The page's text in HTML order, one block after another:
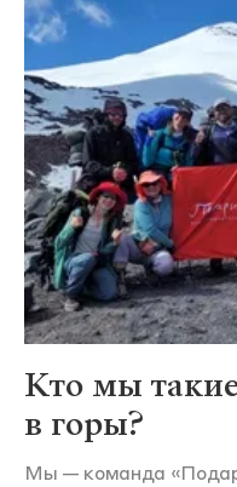
Кто мы
в горы?
Мы — команда